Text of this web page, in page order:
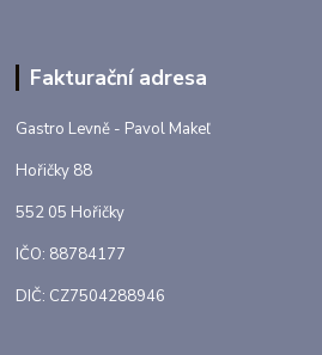
Fakturační adresa
Gastro Levně - Pavol Makeľ
Hořičky 88
552 05 Hořičky
IČO: 88784177
DIČ: CZ7504288946